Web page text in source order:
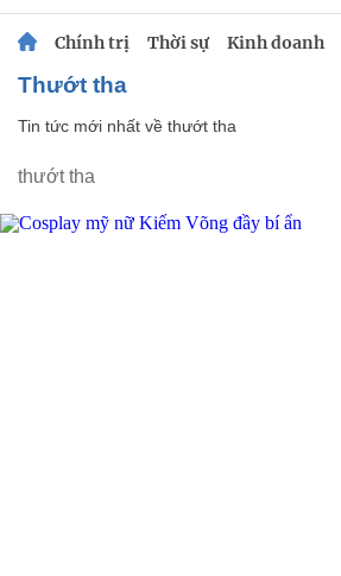
Chính trị Thời sự Kinh doanh
thướt tha
Tin tức mới nhất về thướt tha
thướt tha